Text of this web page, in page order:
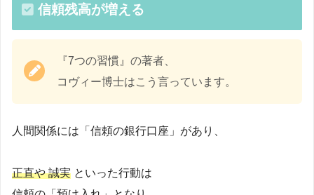
信頼残高が増える
『7つの習慣』の著者、
コヴィー博士はこう言っています。
人間関係には「信頼の銀行口座」があり、
正直や 誠実 といった行動は